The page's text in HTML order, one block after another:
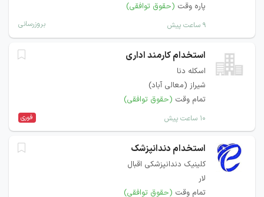
پاره وقت (حقوق توافقی)
۹ ساعت پیش بروزرسانی
استخدام کارمند اداری
اسکله دنا
شیراز (معالی آباد)
تمام وقت (حقوق توافقی)
۱۰ ساعت پیش فوری
استخدام دندانپزشک
کلینیک دندانپزشکی اقبال
لار
تمام وقت (حقوق توافقی)